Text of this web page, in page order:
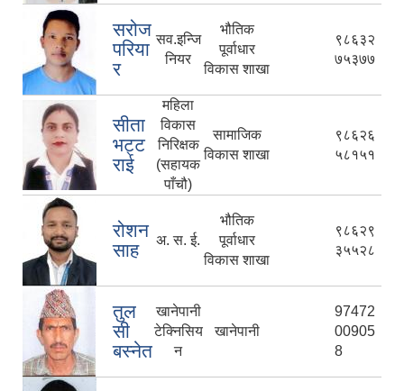
सरोज
परिया
र
सव.इन्जि
नियर
भौतिक
पूर्वाधार
विकास शाखा
९८६३२
७५३७७
सीता
भट्ट
राई
महिला
विकास
निरिक्षक
(सहायक
पाँचौ)
सामाजिक
विकास शाखा
९८६२६
५८१५१
रोशन
साह
अ. स. ई.
भौतिक
पूर्वाधार
विकास शाखा
९८६२९
३५५२८
तुल
सी
बस्नेत
खानेपानी
टेक्निसिय
न
खानेपानी
97472
00905
8